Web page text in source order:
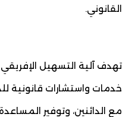
القانوني.
تهدف آلية التسهيل
خدمات واستشارات قانونية
مع الدائنين، وتوفير